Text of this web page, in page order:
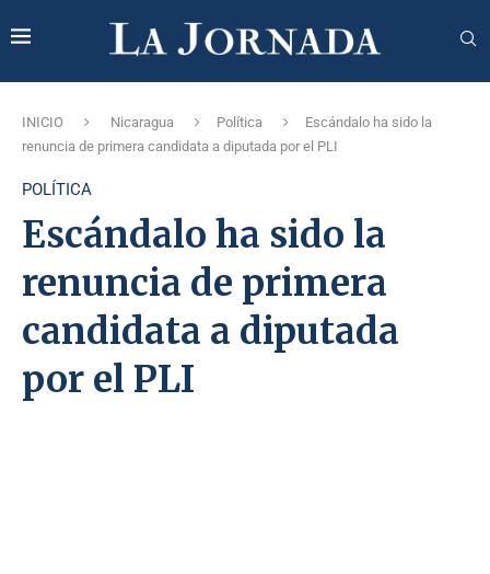
INICIO Nicaragua Política
Escándalo ha sido la
renuncia de primera candidata a diputada por el PLI
POLÍTICA
Escándalo ha sido la
renuncia de primera
candidata a diputada
por el PLI